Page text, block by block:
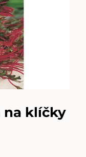
na klíčky